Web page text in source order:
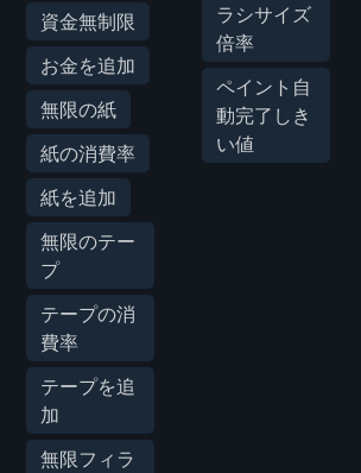
資金無制限
お金を追加
無限の紙
紙の消費率
紙を追加
無限のテー
プ
テープの消
費率
テープを追
加
無限フィラ
ラシサイズ
倍率
ペイント自
動完了しき
い値